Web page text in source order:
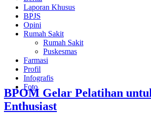
Laporan Khusus
BPJS
Opini
Rumah Sakit
Rumah Sakit
Puskesmas
Farmasi
Profil
Infografis
Foto
BPOM Gelar Pelatihan
Enthusiast